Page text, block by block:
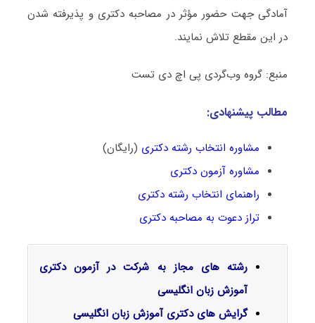
آمادگی جهت حضور مؤثر در مصاحبه دکتری و پذیرفته شدن
در این مقطع تلاش نمایند.
منبع: گروه وب‌گردی پی اچ دی تست
مطالب پیشنهادی:
مشاوره انتخاب رشته دکتری (رایگان)
مشاوره آزمون دکتری
راهنمای انتخاب رشته دکتری
تراز دعوت به مصاحبه دکتری
رشته های مجاز به شرکت در آزمون دکتری
آموزش زبان انگلیسی
گرایش‌ های دکتری آموزش زبان انگلیسی